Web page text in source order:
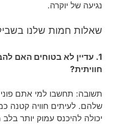
נגיעה של יוקרה.
שאלות חמות שלנו
1. עדיין לא בטוחים האם
חוויתית?
תשובה: תחשבו למי אתם
שלהם. לעיתים חוויה קטנה
יכולה להיכנס עמוק יותר